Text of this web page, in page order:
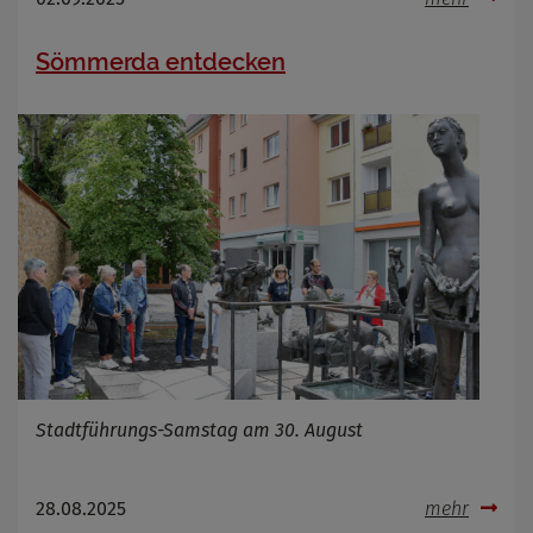
Sömmerda entdecken
Stadtführungs-Samstag am 30. August
28.08.2025 mehr